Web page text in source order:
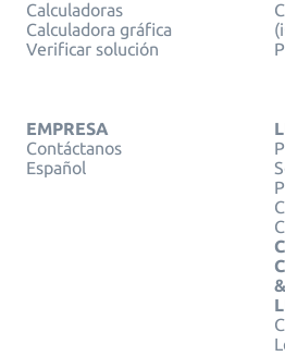
Calculadoras
Calculadora gráfica
Verificar solución
EMPRESA
Contáctanos
Español